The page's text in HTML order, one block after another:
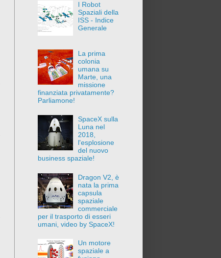
I Robot
Spaziali della
ISS - Indice
Generale
La prima
colonia
umana su
Marte, una
missione
finanziata privatamente?
Parliamone!
SpaceX sulla
Luna nel
2018,
l'esplosione
del nuovo
business spaziale!
Dragon V2, è
nata la prima
capsula
spaziale
commerciale
per il trasporto di esseri
umani, video by SpaceX!
Un motore
spaziale a